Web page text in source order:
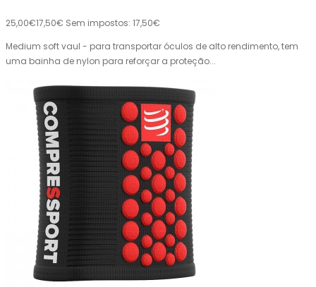
25,00€17,50€ Sem impostos: 17,50€
Medium soft vaul - para transportar óculos de alto rendimento, tem
uma bainha de nylon para reforçar a proteção...